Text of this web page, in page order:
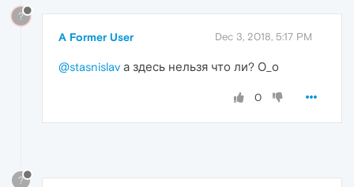
?
A Former User Dec 3, 2018, 5:17 PM
@stasnislav а здесь нельзя что ли? О_о
0
?